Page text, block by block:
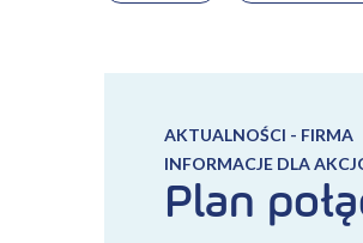
AKTUALNOŚCI - FIRMA
INFORMACJE DLA
Plan